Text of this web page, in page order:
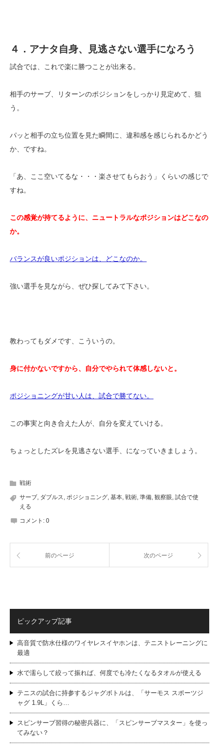
４．アナタ自身、見逃さない選手になろう
試合では、これで楽に勝つことが出来る。
相手のサーブ、リターンのポジションをしっかり見定めて、狙
う。
パッと相手の立ち位置を見た瞬間に、違和感を感じられるかどう
か、ですね。
「あ、ここ空いてるな・・・楽させてもらおう」くらいの感じで
すね。
この感覚が持てるように、ニュートラルなポジションはどこなの
か。
バランスが良いポジションは、どこなのか。
強い選手を見ながら、ぜひ探してみて下さい。
教わってもダメです、こういうの。
身に付かないですから、自分でやられて体感しないと。
ポジショニングが甘い人は、試合で勝てない。
この事実と向き合えた人が、自分を変えていける。
ちょっとしたズレを見逃さない選手、になっていきましょう。
戦術
サーブ ダブルス ポジショニング 基本 戦術 準備 観察眼 試合で使
える
コメント: 0
前のページ 次のページ
ピックアップ記事
高音質で防水仕様のワイヤレスイヤホンは、テニストレーニングに
最適
水で濡らして絞って振れば、何度でも冷たくなるタオルが使える
テニスの試合に持参するジャグボトルは、「サーモス スポーツジ
ャグ 1.9L」くら…
スピンサーブ習得の秘密兵器に、「スピンサーブマスター」を使っ
てみない？